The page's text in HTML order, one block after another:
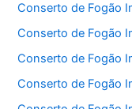
Conserto de Fogão
Conserto de Fogão
Conserto de Fogão
Conserto de Fogão